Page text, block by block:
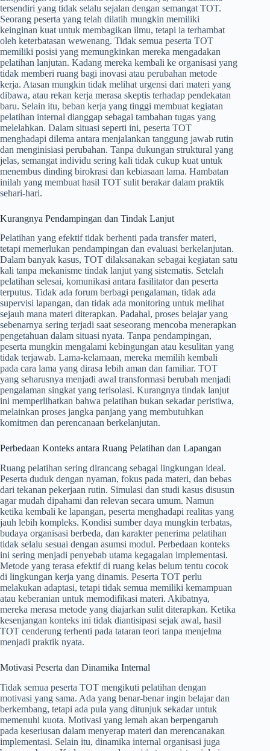
tersendiri yang tidak selalu sejalan dengan semangat TOT.
Seorang peserta yang telah dilatih mungkin memiliki
keinginan kuat untuk membagikan ilmu, tetapi ia terhambat
oleh keterbatasan wewenang. Tidak semua peserta TOT
memiliki posisi yang memungkinkan mereka mengadakan
pelatihan lanjutan. Kadang mereka kembali ke organisasi yang
tidak memberi ruang bagi inovasi atau perubahan metode
kerja. Atasan mungkin tidak melihat urgensi dari materi yang
dibawa, atau rekan kerja merasa skeptis terhadap pendekatan
baru. Selain itu, beban kerja yang tinggi membuat kegiatan
pelatihan internal dianggap sebagai tambahan tugas yang
melelahkan. Dalam situasi seperti ini, peserta TOT
menghadapi dilema antara menjalankan tanggung jawab rutin
dan menginisiasi perubahan. Tanpa dukungan struktural yang
jelas, semangat individu sering kali tidak cukup kuat untuk
menembus dinding birokrasi dan kebiasaan lama. Hambatan
inilah yang membuat hasil TOT sulit berakar dalam praktik
sehari-hari.
Kurangnya Pendampingan dan Tindak Lanjut
Pelatihan yang efektif tidak berhenti pada transfer materi,
tetapi memerlukan pendampingan dan evaluasi berkelanjutan.
Dalam banyak kasus, TOT dilaksanakan sebagai kegiatan satu
kali tanpa mekanisme tindak lanjut yang sistematis. Setelah
pelatihan selesai, komunikasi antara fasilitator dan peserta
terputus. Tidak ada forum berbagi pengalaman, tidak ada
supervisi lapangan, dan tidak ada monitoring untuk melihat
sejauh mana materi diterapkan. Padahal, proses belajar yang
sebenarnya sering terjadi saat seseorang mencoba menerapkan
pengetahuan dalam situasi nyata. Tanpa pendampingan,
peserta mungkin mengalami kebingungan atau kesulitan yang
tidak terjawab. Lama-kelamaan, mereka memilih kembali
pada cara lama yang dirasa lebih aman dan familiar. TOT
yang seharusnya menjadi awal transformasi berubah menjadi
pengalaman singkat yang terisolasi. Kurangnya tindak lanjut
ini memperlihatkan bahwa pelatihan bukan sekadar peristiwa,
melainkan proses jangka panjang yang membutuhkan
komitmen dan perencanaan berkelanjutan.
Perbedaan Konteks antara Ruang Pelatihan dan Lapangan
Ruang pelatihan sering dirancang sebagai lingkungan ideal.
Peserta duduk dengan nyaman, fokus pada materi, dan bebas
dari tekanan pekerjaan rutin. Simulasi dan studi kasus disusun
agar mudah dipahami dan relevan secara umum. Namun
ketika kembali ke lapangan, peserta menghadapi realitas yang
jauh lebih kompleks. Kondisi sumber daya mungkin terbatas,
budaya organisasi berbeda, dan karakter penerima pelatihan
tidak selalu sesuai dengan asumsi modul. Perbedaan konteks
ini sering menjadi penyebab utama kegagalan implementasi.
Metode yang terasa efektif di ruang kelas belum tentu cocok
di lingkungan kerja yang dinamis. Peserta TOT perlu
melakukan adaptasi, tetapi tidak semua memiliki kemampuan
atau keberanian untuk memodifikasi materi. Akibatnya,
mereka merasa metode yang diajarkan sulit diterapkan. Ketika
kesenjangan konteks ini tidak diantisipasi sejak awal, hasil
TOT cenderung terhenti pada tataran teori tanpa menjelma
menjadi praktik nyata.
Motivasi Peserta dan Dinamika Internal
Tidak semua peserta TOT mengikuti pelatihan dengan
motivasi yang sama. Ada yang benar-benar ingin belajar dan
berkembang, tetapi ada pula yang ditunjuk sekadar untuk
memenuhi kuota. Motivasi yang lemah akan berpengaruh
pada keseriusan dalam menyerap materi dan merencanakan
implementasi. Selain itu, dinamika internal organisasi juga